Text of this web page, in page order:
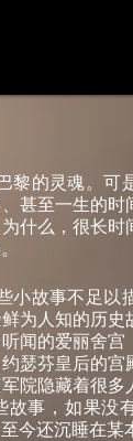
黎的灵魂。可
甚至一生的
什么，很长
小故事不足以
为人知的历
闻的爱丽舍
瑟芬皇后的
院隐藏着很
事，如果没
今还沉睡在某